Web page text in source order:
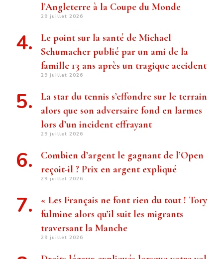
l’Angleterre à la Coupe du Monde
29 juillet 2026
Le point sur la santé de Michael
Schumacher publié par un ami de la
famille 13 ans après un tragique accident
29 juillet 2026
La star du tennis s’effondre sur le terrain
alors que son adversaire fond en larmes
lors d’un incident effrayant
29 juillet 2026
Combien d’argent le gagnant de l’Open
reçoit-il ? Prix ​​en argent expliqué
29 juillet 2026
« Les Français ne font rien du tout ! Tory
fulmine alors qu’il suit les migrants
traversant la Manche
29 juillet 2026